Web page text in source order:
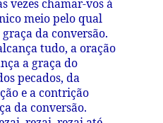
vezes chamar-vos à
meio pelo qual
da conversão.
tudo, a oração
a graça do
pecados, da
e a contrição
da conversão.